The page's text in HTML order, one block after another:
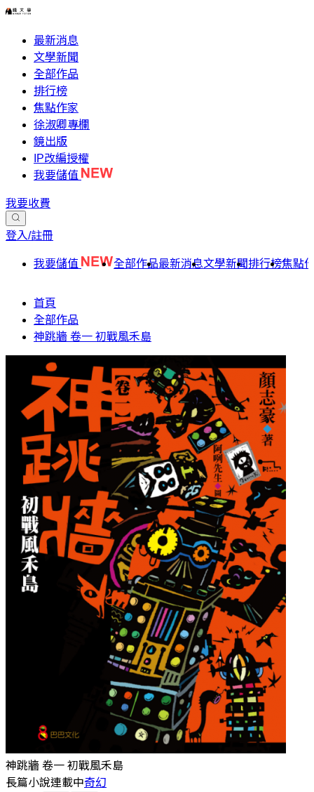
最新消息
文學新聞
全部作品
排行榜
焦點作家
徐淑卿專欄
鏡出版
IP改編授權
我要儲值
我要收費
登入/註冊
我要儲值 全部作品最新消息文學新聞排行榜焦點
首頁
全部作品
神跳牆 卷一 初戰風禾島
神跳牆 卷一 初戰風禾島
長篇小說連載中奇幻